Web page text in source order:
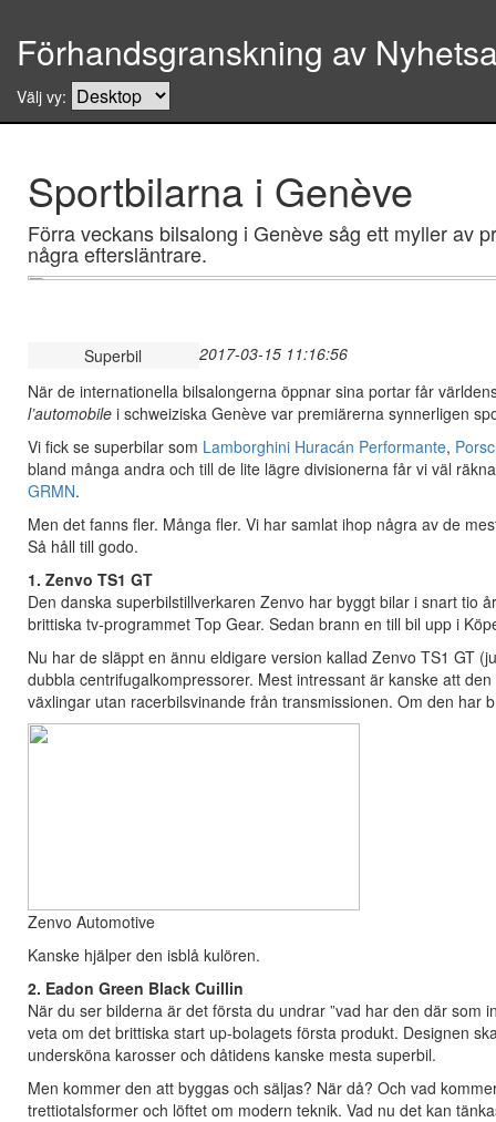
Förhandsgranskning av
Välj vy:
Sportbilarna i Genève
Förra veckans bilsalong i Genève såg ett myller av
några eftersläntrare.
2017-03-15 11:16:56
Superbil
När de internationella bilsalongerna öppnar sina portar får
l’automobile i schweiziska Genève var premiärerna synnerligen
Vi fick se superbilar som Lamborghini Huracán Performante,
bland många andra och till de lite lägre divisionerna får vi väl
GRMN.
Men det fanns fler. Många fler. Vi har samlat ihop några av de
Så håll till godo.
1. Zenvo TS1 GT
Den danska superbilstillverkaren Zenvo har byggt bilar i snart tio
brittiska tv-programmet Top Gear. Sedan brann en till bil upp i
Nu har de släppt en ännu eldigare version kallad Zenvo TS1 GT
dubbla centrifugalkompressorer. Mest intressant är kanske att
växlingar utan racerbilsvinande från transmissionen. Om den har
Zenvo Automotive
Kanske hjälper den isblå kulören.
2. Eadon Green Black Cuillin
När du ser bilderna är det första du undrar ”vad har den där som
veta om det brittiska start up-bolagets första produkt. Designen
undersköna karosser och dåtidens kanske mesta superbil.
Men kommer den att byggas och säljas? När då? Och vad
trettiotalsformer och löftet om modern teknik. Vad nu det kan